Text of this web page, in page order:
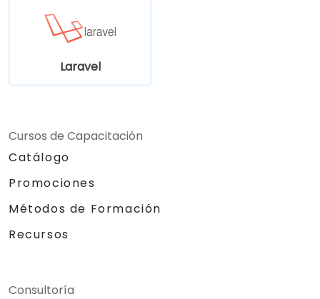
Laravel
Cursos de Capacitación
Catálogo
Promociones
Métodos de Formación
Recursos
Consultoría